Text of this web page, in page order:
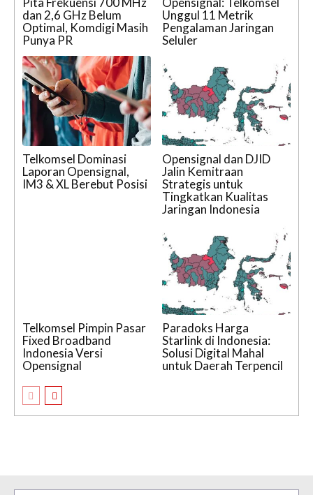
dan 2,6 GHz Belum
Optimal, Komdigi Masih
Punya PR
Unggul 11 Metrik
Pengalaman Jaringan
Seluler
Telkomsel Dominasi
Laporan Opensignal,
IM3 & XL Berebut Posisi
Opensignal dan DJID
Jalin Kemitraan
Strategis untuk
Tingkatkan Kualitas
Jaringan Indonesia
Telkomsel Pimpin Pasar
Fixed Broadband
Indonesia Versi
Opensignal
Paradoks Harga
Starlink di Indonesia:
Solusi Digital Mahal
untuk Daerah Terpencil